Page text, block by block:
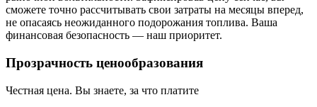
сможете точно рассчитывать свои затраты на месяцы вперед,
не опасаясь неожиданного подорожания топлива. Ваша
финансовая безопасность — наш приоритет.
Прозрачность ценообразования
Честная цена. Вы знаете, за что платите